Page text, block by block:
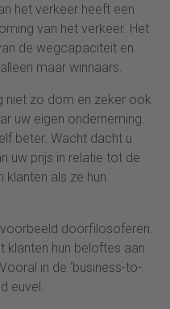
het verkeer heeft een
van het verkeer. Het
de wegcapaciteit en
maar winnaars.
niet zo dom en zeker ook
uw eigen onderneming.
beter. Wacht dacht u
uw prijs in relatie tot de
klanten als ze hun
doorfilosoferen.
klanten hun beloftes aan
in de ‘business-to-
euvel.